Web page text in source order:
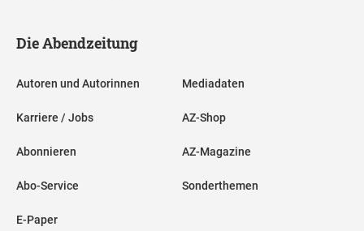
Die Abendzeitung
Autoren und Autorinnen
Karriere / Jobs
Abonnieren
Abo-Service
E-Paper
Mediadaten
AZ-Shop
AZ-Magazine
Sonderthemen